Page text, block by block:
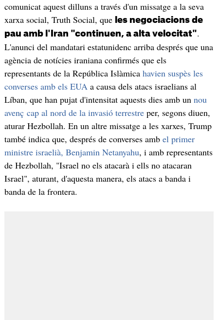
comunicat aquest dilluns a través d'un missatge a la seva
xarxa social, Truth Social, que les negociacions de
pau amb l'Iran "continuen, a alta velocitat".
L'anunci del mandatari estatunidenc arriba després que una
agència de notícies iraniana confirmés que els
representants de la República Islàmica havien suspès les
converses amb els EUAa causa dels atacs israelians al
Líban, que han pujat d'intensitat aquests dies amb un nou
avenç cap al nord de la invasió terrestreper, segons diuen,
aturar Hezbollah. En un altre missatge a les xarxes, Trump
també indica que, després de converses amb el primer
ministre israelià, Benjamin Netanyahu, i amb representants
de Hezbollah, "Israel no els atacarà i ells no atacaran
Israel", aturant, d'aquesta manera, els atacs a banda i
banda de la frontera.